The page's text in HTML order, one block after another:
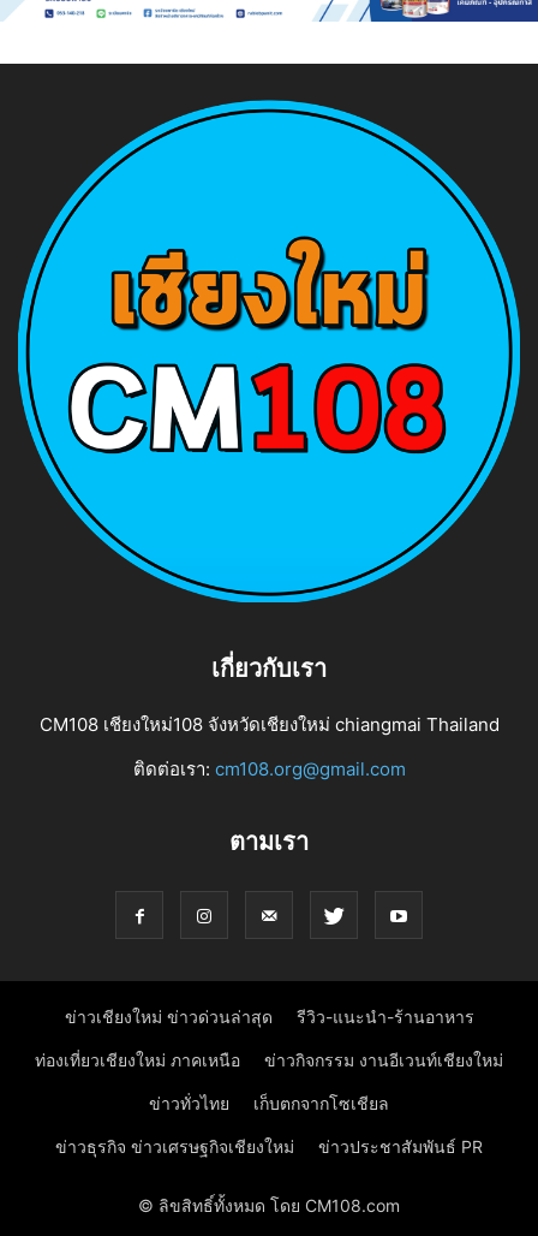
เกี่ยวกับเรา
CM108 เชียงใหม่108 จังหวัดเชียงใหม่ chiangmai Thailand
ติดต่อเรา: cm108.org@gmail.com
ตามเรา
ข่าวเชียงใหม่ ข่าวด่วนล่าสุด รีวิว-แนะนำ-ร้านอาหาร
ท่องเที่ยวเชียงใหม่ ภาคเหนือ ข่าวกิจกรรม งานอีเวนท์เชียงใหม่
ข่าวทั่วไทย เก็บตกจากโซเชียล
ข่าวธุรกิจ ข่าวเศรษฐกิจเชียงใหม่ ข่าวประชาสัมพันธ์ PR
© ลิขสิทธิ์ทั้งหมด โดย CM108.com